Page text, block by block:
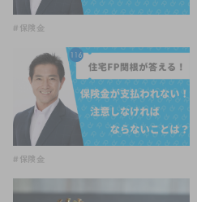
#保険金
#保険金